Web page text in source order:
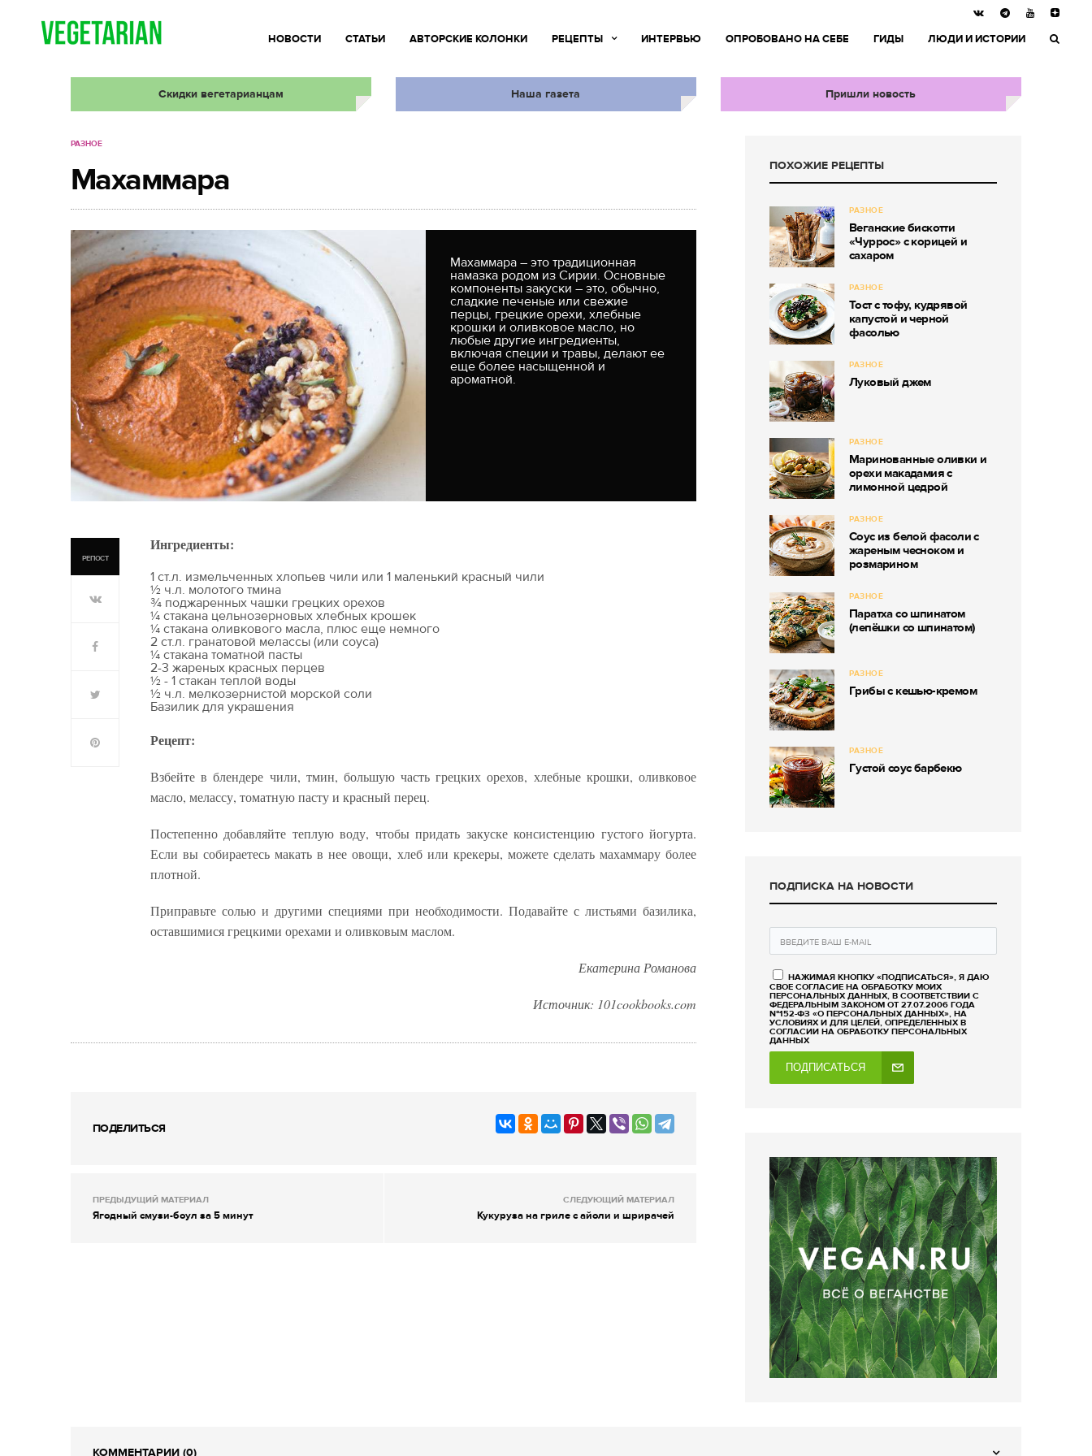
НОВОСТИ СТАТЬИ АВТОРСКИЕ КОЛОНКИ РЕЦЕПТЫ ИНТЕРВЬЮ ОПРОБОВАНО НА СЕБЕ ГИДЫ ЛЮДИ И ИСТОРИИ
Скидки вегетарианцам Наша газета Пришли новость
РАЗНОЕ
Махаммара
Махаммара – это традиционная
намазка родом из Сирии. Основные
компоненты закуски – это, обычно,
сладкие печеные или свежие
перцы, грецкие орехи, хлебные
крошки и оливковое масло, но
любые другие ингредиенты,
включая специи и травы, делают ее
еще более насыщенной и
ароматной.
РЕПОСТ
Ингредиенты:
1 ст.л. измельченных хлопьев чили или 1 маленький красный чили
½ ч.л. молотого тмина
¾ поджаренных чашки грецких орехов
¼ стакана цельнозерновых хлебных крошек
¼ стакана оливкового масла, плюс еще немного
2 ст.л. гранатовой мелассы (или соуса)
¼ стакана томатной пасты
2-3 жареных красных перцев
½ - 1 стакан теплой воды
½ ч.л. мелкозернистой морской соли
Базилик для украшения
Рецепт:
Взбейте в блендере чили, тмин, большую часть грецких орехов, хлебные крошки, оливковое
масло, мелассу, томатную пасту и красный перец.
Постепенно добавляйте теплую воду, чтобы придать закуске консистенцию густого йогурта.
Если вы собираетесь макать в нее овощи, хлеб или крекеры, можете сделать махаммару более
плотной.
Приправьте солью и другими специями при необходимости. Подавайте с листьями базилика,
оставшимися грецкими орехами и оливковым маслом.
Екатерина Романова
Источник: 101cookbooks.com
ПОДЕЛИТЬСЯ
ПРЕДЫДУЩИЙ МАТЕРИАЛ
Ягодный смузи-боул за 5 минут
СЛЕДУЮЩИЙ МАТЕРИАЛ
Кукуруза на гриле с айоли и шрирачей
ПОХОЖИЕ РЕЦЕПТЫ
РАЗНОЕ
Веганские бискотти
«Чуррос» с корицей и
сахаром
РАЗНОЕ
Тост с тофу, кудрявой
капустой и черной
фасолью
РАЗНОЕ
Луковый джем
РАЗНОЕ
Маринованные оливки и
орехи макадамия с
лимонной цедрой
РАЗНОЕ
Соус из белой фасоли с
жареным чесноком и
розмарином
РАЗНОЕ
Паратха со шпинатом
(лепёшки со шпинатом)
РАЗНОЕ
Грибы с кешью-кремом
РАЗНОЕ
Густой соус барбекю
ПОДПИСКА НА НОВОСТИ
НАЖИМАЯ КНОПКУ «ПОДПИСАТЬСЯ», Я ДАЮ
СВОЕ СОГЛАСИЕ НА ОБРАБОТКУ МОИХ
ПЕРСОНАЛЬНЫХ ДАННЫХ, В СООТВЕТСТВИИ С
ФЕДЕРАЛЬНЫМ ЗАКОНОМ ОТ 27.07.2006 ГОДА
№152-ФЗ «О ПЕРСОНАЛЬНЫХ ДАННЫХ», НА
УСЛОВИЯХ И ДЛЯ ЦЕЛЕЙ, ОПРЕДЕЛЕННЫХ В
СОГЛАСИИ НА ОБРАБОТКУ ПЕРСОНАЛЬНЫХ
ДАННЫХ
ПОДПИСАТЬСЯ
КОММЕНТАРИИ (0)